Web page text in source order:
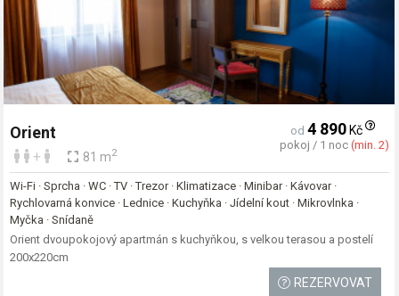
Orient
+ 81 m2
od 4 890Kč
pokoj / 1 noc (min. 2)
Wi-Fi · Sprcha · WC · TV · Trezor · Klimatizace · Minibar · Kávovar ·
Rychlovarná konvice · Lednice · Kuchyňka · Jídelní kout · Mikrovlnka ·
Myčka · Snídaně
Orient dvoupokojový apartmán s kuchyňkou, s velkou terasou a postelí
200x220cm
REZERVOVAT